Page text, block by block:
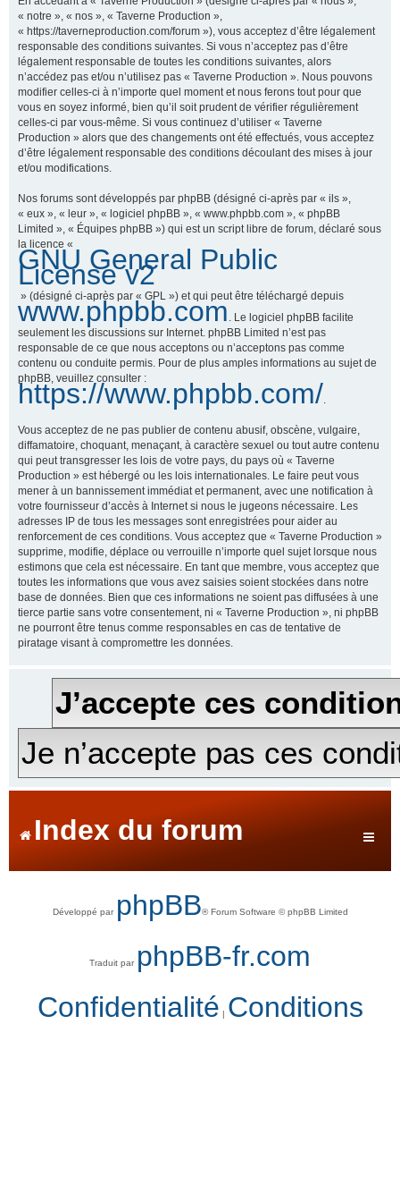
« notre », « nos », « Taverne Production »,
« https://taverneproduction.com/forum »), vous acceptez d’être légalement
responsable des conditions suivantes. Si vous n’acceptez pas d’être
légalement responsable de toutes les conditions suivantes, alors
n’accédez pas et/ou n’utilisez pas « Taverne Production ». Nous pouvons
modifier celles-ci à n’importe quel moment et nous ferons tout pour que
vous en soyez informé, bien qu’il soit prudent de vérifier régulièrement
celles-ci par vous-même. Si vous continuez d’utiliser « Taverne
Production » alors que des changements ont été effectués, vous acceptez
d’être légalement responsable des conditions découlant des mises à jour
et/ou modifications.
Nos forums sont développés par phpBB (désigné ci-après par « ils »,
« eux », « leur », « logiciel phpBB », « www.phpbb.com », « phpBB
Limited », « Équipes phpBB ») qui est un script libre de forum, déclaré sous
la licence «
GNU General Public
License v2
» (désigné ci-après par « GPL ») et qui peut être téléchargé depuis
www.phpbb.com . Le logiciel phpBB facilite
seulement les discussions sur Internet. phpBB Limited n’est pas
responsable de ce que nous acceptons ou n’acceptons pas comme
contenu ou conduite permis. Pour de plus amples informations au sujet de
phpBB, veuillez consulter :
https://www.phpbb.com/.
Vous acceptez de ne pas publier de contenu abusif, obscène, vulgaire,
diffamatoire, choquant, menaçant, à caractère sexuel ou tout autre contenu
qui peut transgresser les lois de votre pays, du pays où « Taverne
Production » est hébergé ou les lois internationales. Le faire peut vous
mener à un bannissement immédiat et permanent, avec une notification à
votre fournisseur d’accès à Internet si nous le jugeons nécessaire. Les
adresses IP de tous les messages sont enregistrées pour aider au
renforcement de ces conditions. Vous acceptez que « Taverne Production »
supprime, modifie, déplace ou verrouille n’importe quel sujet lorsque nous
estimons que cela est nécessaire. En tant que membre, vous acceptez que
toutes les informations que vous avez saisies soient stockées dans notre
base de données. Bien que ces informations ne soient pas diffusées à une
tierce partie sans votre consentement, ni « Taverne Production », ni phpBB
ne pourront être tenus comme responsables en cas de tentative de
piratage visant à compromettre les données.
Index du forum
Développé par phpBB® Forum Software © phpBB Limited
Traduit par phpBB-fr.com
Confidentialité | Conditions